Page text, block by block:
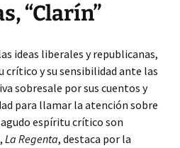
“Clarín”
ideas liberales y republicanas,
crítico y su sensibilidad ante las
sobresale por sus cuentos y
para llamar la atención sobre
espíritu crítico son
La Regenta, destaca por la